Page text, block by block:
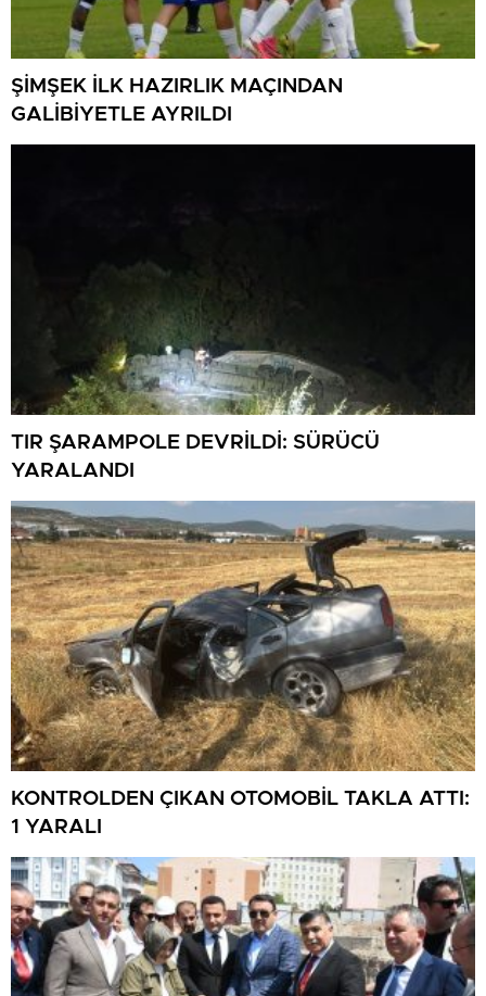
ŞİMŞEK İLK HAZIRLIK MAÇINDAN
GALİBİYETLE AYRILDI
TIR ŞARAMPOLE DEVRİLDİ: SÜRÜCÜ
YARALANDI
KONTROLDEN ÇIKAN OTOMOBİL TAKLA ATTI:
1 YARALI